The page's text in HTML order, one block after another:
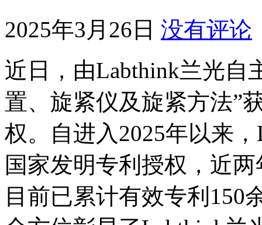
2025年3月26日 没有评论
近日，由Labthink兰光自
置、旋紧仪及旋紧方法”
权。自进入2025年以来
国家发明专利授权，近
目前已累计有效专利150